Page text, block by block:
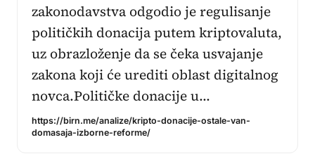
zakonodavstva odgodio je regulisanje
političkih donacija putem kriptovaluta,
uz obrazloženje da se čeka usvajanje
zakona koji će urediti oblast digitalnog
novca.Političke donacije u…
https://birn.me/analize/kripto-donacije-ostale-van-
domasaja-izborne-reforme/